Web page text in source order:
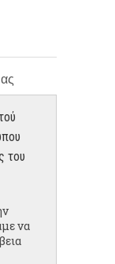
του
να